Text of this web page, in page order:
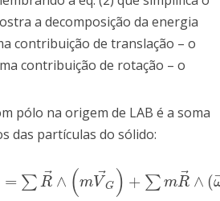
a decomposição da energia
contribuição de translação – o
contribuição de rotação – o
pólo na origem de LAB é a soma
das partículas do sólido:
= ∑ R⃗ ∧ (mV⃗
G ) + ∑ mR⃗ ∧ (
→ ∧(mV→G )+∑mR→ ∧(ω→)∧r→